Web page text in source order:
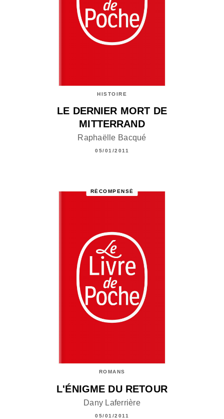
HISTOIRE
LE DERNIER MORT DE
MITTERRAND
Raphaëlle Bacqué
05/01/2011
RÉCOMPENSÉ
ROMANS
L'ÉNIGME DU RETOUR
Dany Laferrière
05/01/2011